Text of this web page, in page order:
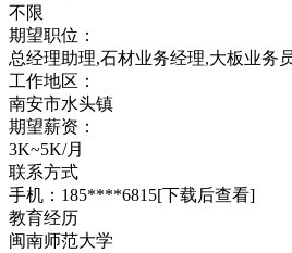
不限
期望职位：
总经理助理,石材业务经理,大板业务
工作地区：
南安市水头镇
期望薪资：
3K~5K/月
联系方式
手机：185****6815[下载后查看]
教育经历
闽南师范大学